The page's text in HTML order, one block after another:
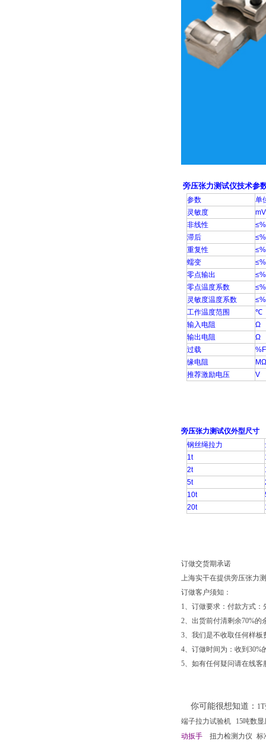
旁压张力测试仪技术参
参数
单
灵敏度
非线性
滞后
重复性
蠕变
零点输出
零点温度系数
灵敏度温度系数
工作温度范围
℃
输入电阻
Ω
输出电阻
Ω
过载
缘电阻
MΩ
推荐激励电压
V
旁压张力测试仪外型尺寸
钢丝绳拉力
1t
2t
5t
10t
20t
订做交货期承诺
上海实干在提供旁压张力
订做客户须知：
1、订做要求：付款方式：
2、出货前付清剩余70%的
3、我们是不收取任何样板
4、订做时间为：收到30%
5、如有任何疑问请在线客
你可能很想知道：
端子拉力试验机
15吨数
动扳手
扭力检测力仪 标